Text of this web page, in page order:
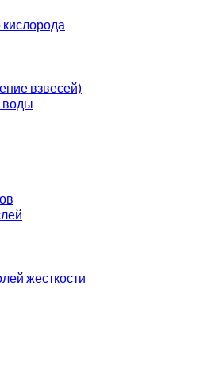
взвесей)
воды
жесткости